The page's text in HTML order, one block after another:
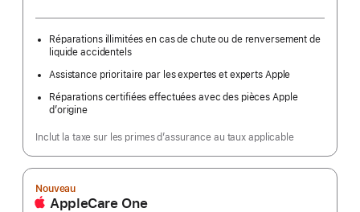
Réparations illimitées en cas de chute ou de renversement de
liquide accidentels
Assistance prioritaire par les expertes et experts Apple
Réparations certifiées effectuées avec des pièces Apple
d’origine
Inclut la taxe sur les primes d’assurance au taux applicable
Nouveau
AppleCare One